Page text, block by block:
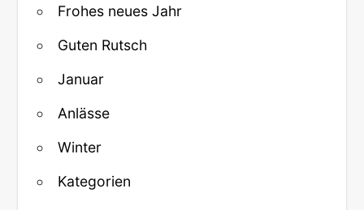
Frohes neues Jahr
Guten Rutsch
Januar
Anlässe
Winter
Kategorien